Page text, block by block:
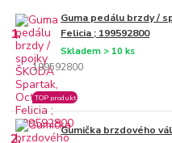
1.
Guma pedálu brzdy /
Felicia ; 199592800
199592800
Skladem > 10 ks
TOP produkt
2. Gumička brzdového